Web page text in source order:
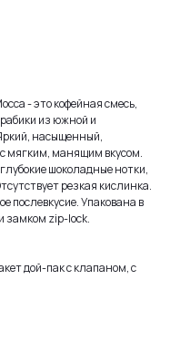
- это кофейная смесь,
из южной и
насыщенный,
мягким, манящим вкусом.
шоколадные нотки,
резкая кислинка.
послевкусие. Упакована в
замком zip-lock.
дой-пак с клапаном, с